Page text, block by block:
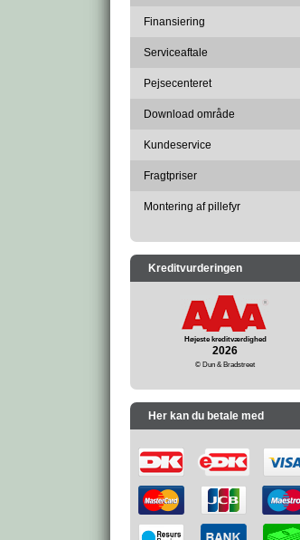
Finansiering
Serviceaftale
Pejsecenteret
Download område
Kundeservice
Fragtpriser
Montering af pillefyr
Kreditvurderingen
Højeste kreditværdighed
2026
© Dun & Bradstreet
Her kan du betale med